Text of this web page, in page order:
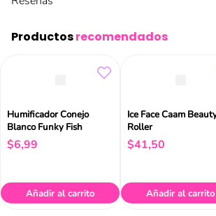
Blanco Funky Fish
$6,99
Añadir al carrito
Roller
$41,
Añadir al carrito